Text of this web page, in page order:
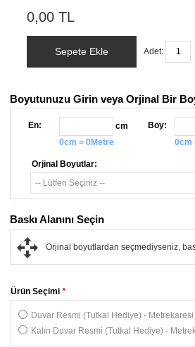
0,00 TL
Sepete Ekle Adet:
Boyutunuzu Girin veya Orjinal Bir
En:
cm
0cm = 0Metre
Boy:
0cm
Orjinal Boyutlar:
*
Ürün Seçimi
Duvar Resmi (Tutkal Hediye) -
Kalın Duvar Resmi (Tutkal Hediye) -
Baskı Alanını Seçin
Orjinal boyutlardan seçmediyseniz,